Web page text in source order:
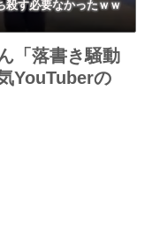
殺す必要なかったｗｗ
「落書き騒動
YouTuberの